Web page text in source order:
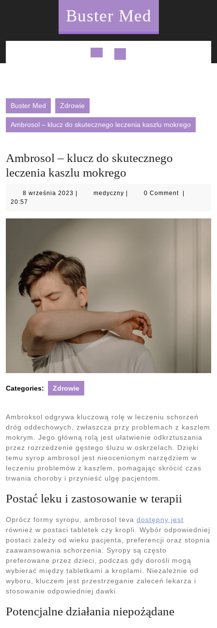
Buster Med
Open
Buster Med Zdrowie
Ambrosol – klucz do skutecznego leczenia kaszlu mokrego
Ambrosol – klucz do skutecznego
leczenia kaszlu mokrego
8 września 2023 8
medyczny medyczny0 Comment
20:57
Categories: Zdrowie
Ambroksol odgrywa kluczową rolę w leczeniu schorzeń
dróg oddechowych, zwłaszcza przy problemach z kaszlem
mokrym. Jego główną rolą jest ułatwienie odkrztuszania
przez rozrzedzenie gęstego śluzu w oskrzelach. Dzięki
temu syrop ambrosol jest nieocenionym narzędziem w
leczeniu problemów z kaszlem, pomagając skrócić czas
trwania choroby i przynieść ulgę pacjentom.
Postać leku i zastosowanie w terapii
Oprócz formy syropu, ambrosol teva dostępny jest
również w postaci tabletek czy kropli. Wybór odpowiedniej
postaci zależy od wieku pacjenta, preferencji oraz stopnia
zaawansowania schorzenia. Syropy są często
preferowane przez dzieci, podczas gdy dorośli mogą
wybierać między tabletkami a kroplami. Niezależnie od
wyboru, kluczem jest przestrzeganie zaleceń lekarza i
stosowanie odpowiedniej dawki.
Potencjalne działania niepożądane